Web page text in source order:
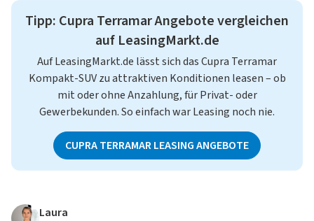
Tipp: Cupra Terramar Angebote vergleichen
auf LeasingMarkt.de
Auf LeasingMarkt.de lässt sich das Cupra Terramar
Kompakt-SUV zu attraktiven Konditionen leasen – ob
mit oderohne Anzahlung, fürPrivat- oder
Gewerbekunden. So einfach war Leasing noch nie.
CUPRA TERRAMAR LEASING ANGEBOTE
Laura